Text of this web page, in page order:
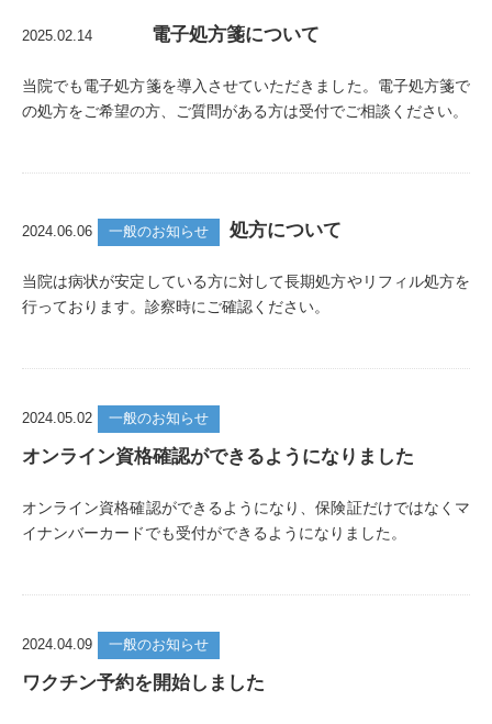
2025.02.14 電子処方箋について
当院でも電子処方箋を導入させていただきました。電子処方箋で
の処方をご希望の方、ご質問がある方は受付でご相談ください。
2024.06.06 一般のお知らせ 処方について
当院は病状が安定している方に対して長期処方やリフィル処方を
行っております。診察時にご確認ください。
2024.05.02 一般のお知らせ
オンライン資格確認ができるようになりました
オンライン資格確認ができるようになり、保険証だけではなくマ
イナンバーカードでも受付ができるようになりました。
2024.04.09 一般のお知らせ
ワクチン予約を開始しました